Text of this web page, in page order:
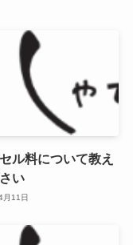
ル料について教え
い
月11日